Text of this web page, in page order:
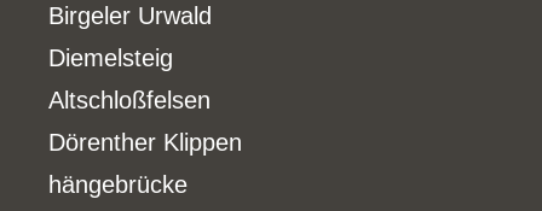
Birgeler Urwald
Diemelsteig
Altschloßfelsen
Dörenther Klippen
hängebrücke